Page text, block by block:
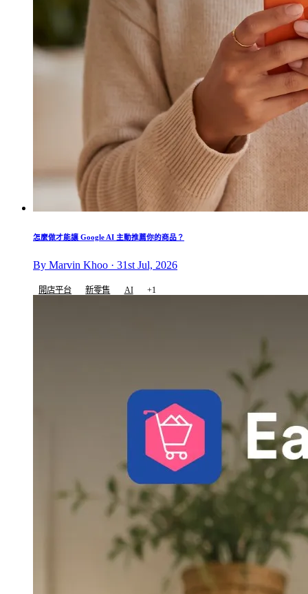
怎麼做才能讓 Google AI 主動推薦你的商品？
By Marvin Khoo · 31st Jul, 2026
開店平台 新零售 AI +1